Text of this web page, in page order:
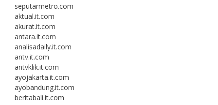
seputarmetro.com
aktual.it.com
akurat.it.com
antara.it.com
analisadaily.it.com
antv.it.com
antvklik.it.com
ayojakarta.it.com
ayobandung.it.com
beritabali.it.com